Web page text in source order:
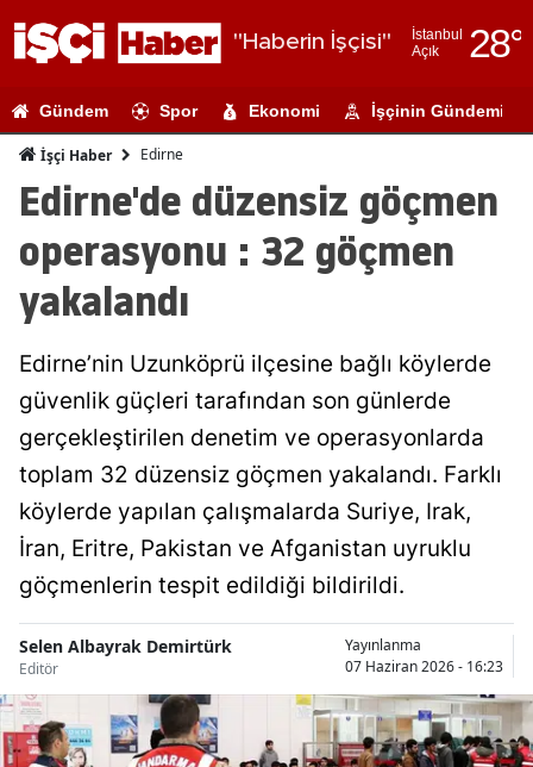
"Haberin İşçisi"
İstanbul
Açık
28°
Adıyaman
Ağrı
Amasya
Antalya
Artvin
Aydın
Balıkesir
Bilecik
Bitlis
Bolu
Burdur
Gündem Spor Ekonomi İşçinin Gündemi
İşçi Haber Edirne
Edirne'de düzensiz göçmen
operasyonu : 32 göçmen
yakalandı
Edirne’nin Uzunköprü ilçesine bağlı köylerde
güvenlik güçleri tarafından son günlerde
gerçekleştirilen denetim ve operasyonlarda
toplam 32 düzensiz göçmen yakalandı. Farklı
köylerde yapılan çalışmalarda Suriye, Irak,
İran, Eritre, Pakistan ve Afganistan uyruklu
göçmenlerin tespit edildiği bildirildi.
Selen Albayrak Demirtürk
Editör
Yayınlanma
07 Haziran 2026 - 16:23